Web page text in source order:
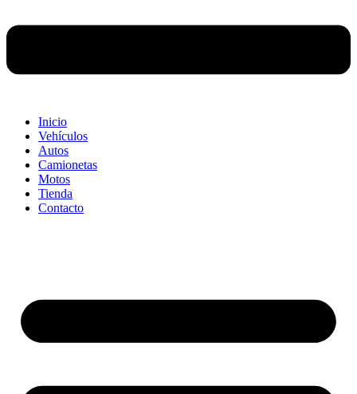
Inicio
Vehículos
Autos
Camionetas
Motos
Tienda
Contacto